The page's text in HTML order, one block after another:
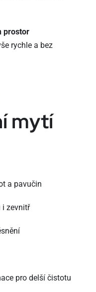
prostor
rychle a bez
mytí
a pavučin
i zevnitř
pro delší čistotu